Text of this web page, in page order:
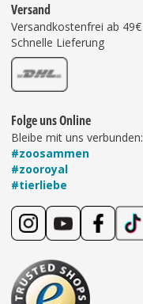
Versand
Versandkostenfrei ab 49€
Schnelle Lieferung
Folge uns Online
Bleibe mit uns verbunden:
#zoosammen
#zooroyal
#tierliebe